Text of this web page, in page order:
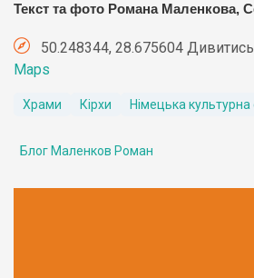
Текст та фото Романа Маленкова,
50.248344, 28.675604
Maps
Храми Кірхи Німецька
Блог Маленков Роман